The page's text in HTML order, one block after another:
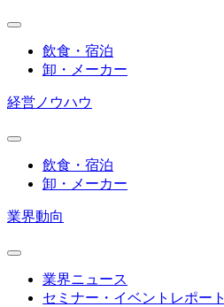
飲食・宿泊
卸・メーカー
経営ノウハウ
飲食・宿泊
卸・メーカー
業界動向
業界ニュース
セミナー・イベントレポート